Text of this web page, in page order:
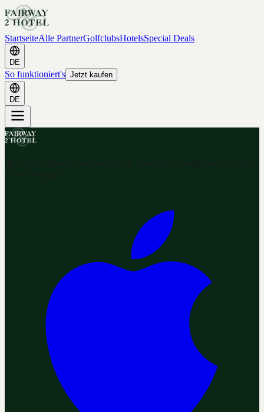
StartseiteAlle PartnerGolfclubsHotelsSpecial Deals
DE
So funktioniert's Jetzt kaufen
DE